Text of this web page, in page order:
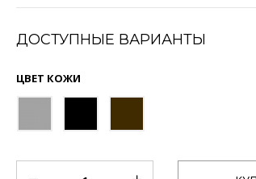
ДОСТУПНЫЕ ВАРИАНТЫ
ЦВЕТ КОЖИ